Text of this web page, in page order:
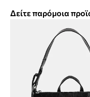
Δείτε παρόμοια